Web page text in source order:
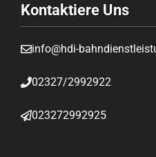
Kontaktiere Uns
info@hdi-
02327/2992922
023272992925